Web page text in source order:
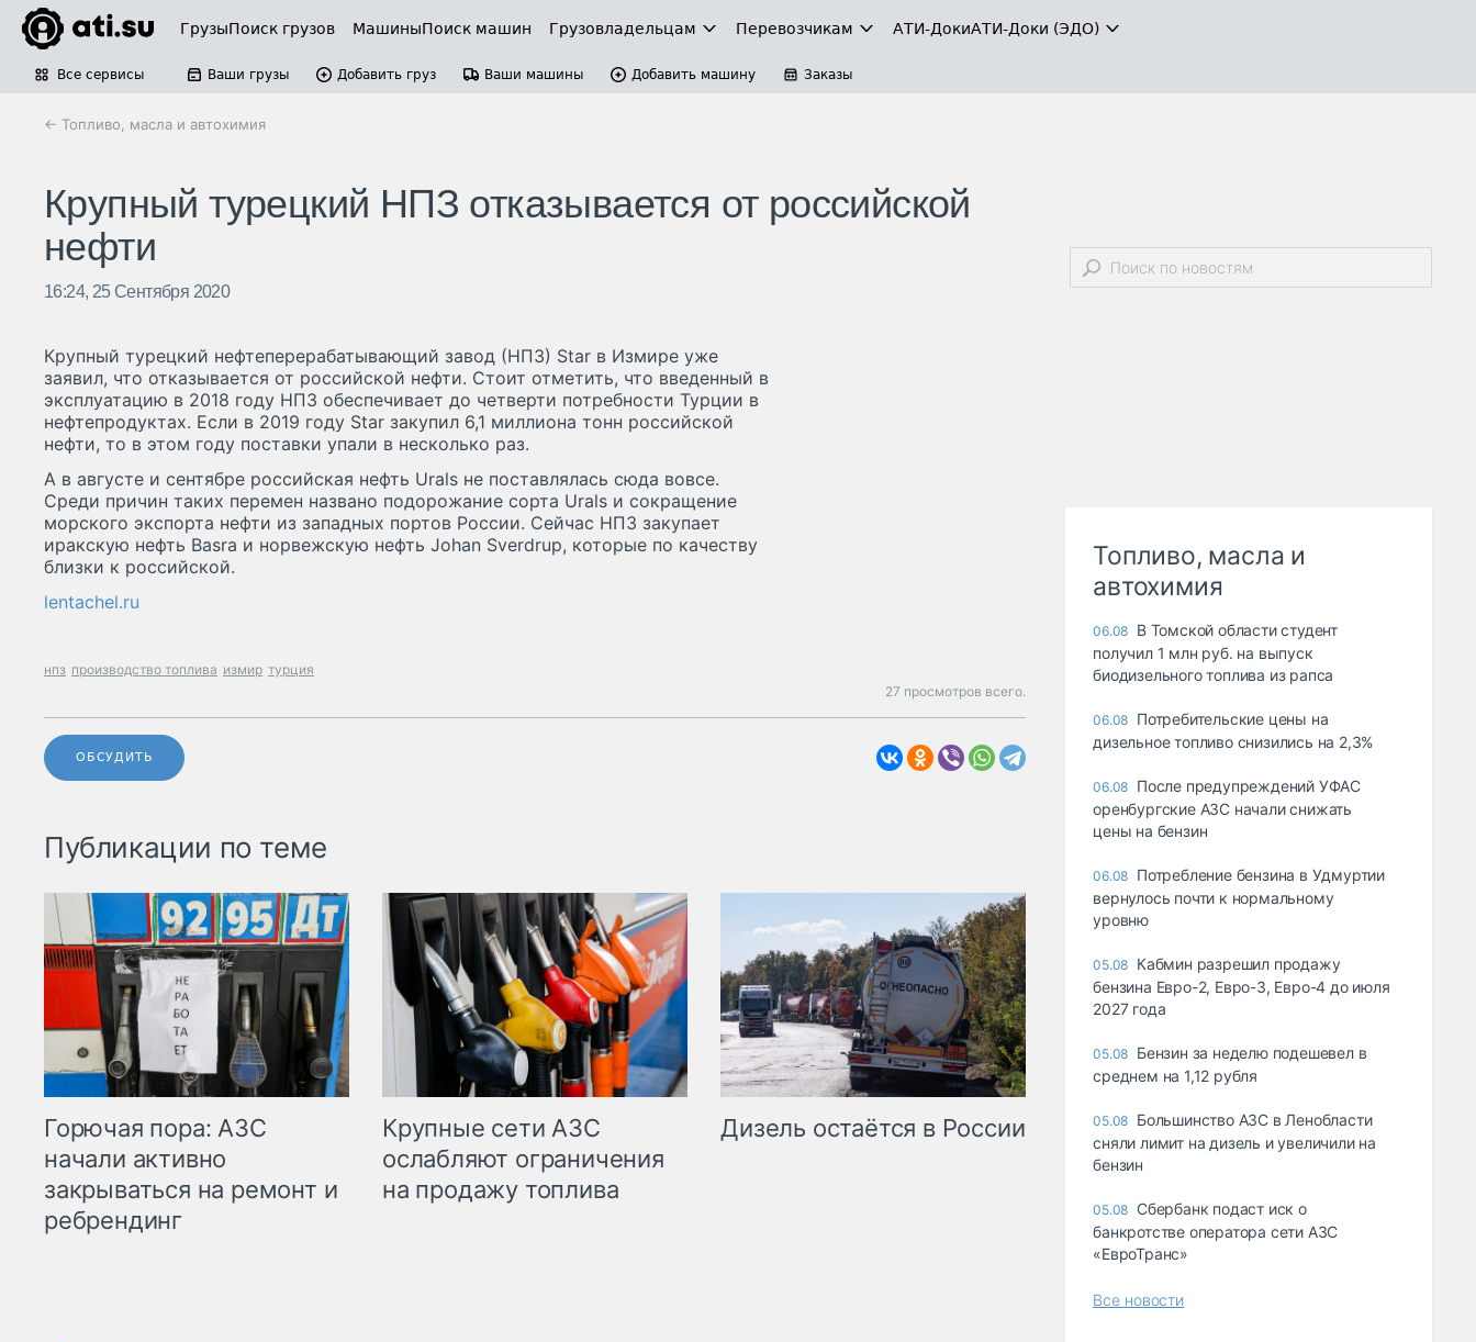
ГрузыПоиск грузов МашиныПоиск машин Грузовладельцам Перевозчикам АТИ-ДокиАТИ-Доки (ЭДО)
Все сервисы Ваши грузы Добавить груз Ваши машины Добавить машину Заказы
← Топливо, масла и автохимия
Крупный турецкий НПЗ отказывается от российской
нефти
16:24, 25 Сентября 2020
Крупный турецкий нефтеперерабатывающий завод (НПЗ) Star в Измире уже
заявил, что отказывается от российской нефти. Стоит отметить, что введенный в
эксплуатацию в 2018 году НПЗ обеспечивает до четверти потребности Турции в
нефтепродуктах. Если в 2019 году Star закупил 6,1 миллиона тонн российской
нефти, то в этом году поставки упали в несколько раз.
А в августе и сентябре российская нефть Urals не поставлялась сюда вовсе.
Среди причин таких перемен названо подорожание сорта Urals и сокращение
морского экспорта нефти из западных портов России. Сейчас НПЗ закупает
иракскую нефть Basra и норвежскую нефть Johan Sverdrup, которые по качеству
близки к российской.
lentachel.ru
нпз производство топлива измир турция
27 просмотров всего.
ОБСУДИТЬ
Публикации по теме
Горючая пора: АЗС
начали активно
закрываться на ремонт и
ребрендинг
Крупные сети АЗС
ослабляют ограничения
на продажу топлива
Дизель остаётся в России
Топливо, масла и
автохимия
06.08 В Томской области студент
получил 1 млн руб. на выпуск
биодизельного топлива из рапса
06.08 Потребительские цены на
дизельное топливо снизились на 2,3%
06.08 После предупреждений УФАС
оренбургские АЗС начали снижать
цены на бензин
06.08 Потребление бензина в Удмуртии
вернулось почти к нормальному
уровню
05.08 Кабмин разрешил продажу
бензина Евро-2, Евро-3, Евро-4 до июля
2027 года
05.08 Бензин за неделю подешевел в
среднем на 1,12 рубля
05.08 Большинство АЗС в Ленобласти
сняли лимит на дизель и увеличили на
бензин
05.08 Сбербанк подаст иск о
банкротстве оператора сети АЗС
«ЕвроТранс»
Все новости